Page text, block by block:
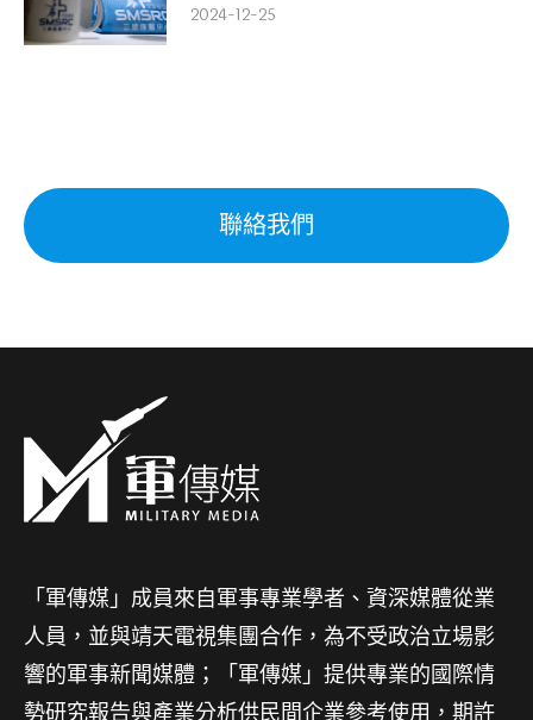
2024-12-25
聯絡我們
「軍傳媒」成員來自軍事專業學者、資深媒體從業
人員，並與靖天電視集團合作，為不受政治立場影
響的軍事新聞媒體；「軍傳媒」提供專業的國際情
勢研究報告與產業分析供民間企業參考使用，期許